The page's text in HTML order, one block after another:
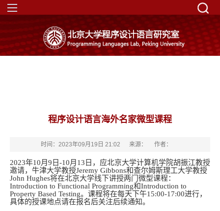
程序设计语言海外名家微型课程
时间：2023年09月19日 21:02 来源： 作者：
2023年10月9日-10月13日，应北京大学计算机学院胡振江教授
邀请，牛津大学教授Jeremy Gibbons和查尔姆斯理工大学教授
John Hughes将在北京大学线下讲授两门微型课程：
Introduction to Functional Programming和Introduction to
Property Based Testing。课程将在每天下午15:00-17:00进行，
具体的授课地点请在报名后关注后续通知。